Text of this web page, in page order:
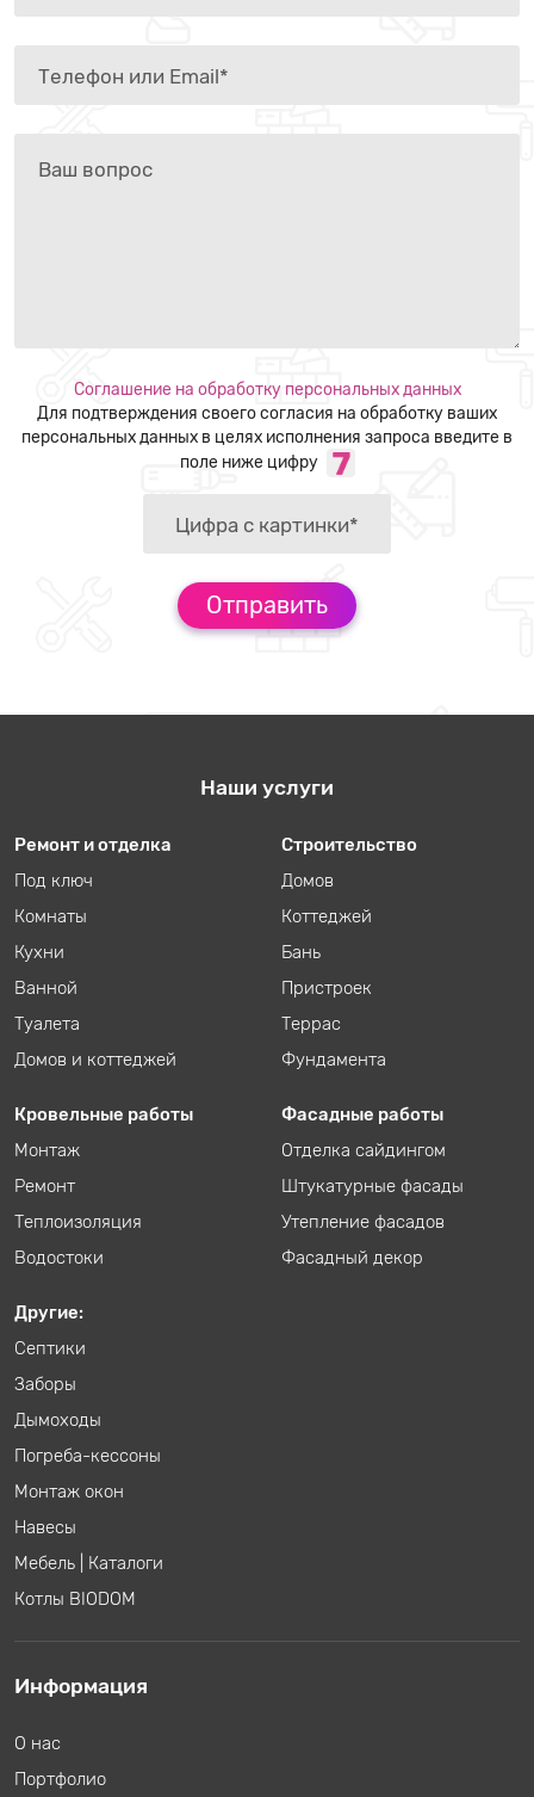
Соглашение на обработку персональных данных
Для подтверждения своего согласия на обработку ваших
персональных данных в целях исполнения запроса введите в
поле ниже цифру
Наши услуги
Ремонт и отделка
Под ключ
Комнаты
Кухни
Ванной
Туалета
Домов и коттеджей
Строительство
Домов
Коттеджей
Бань
Пристроек
Террас
Фундамента
Кровельные работы
Монтаж
Ремонт
Теплоизоляция
Водостоки
Фасадные работы
Отделка сайдингом
Штукатурные фасады
Утепление фасадов
Фасадный декор
Другие:
Септики
Заборы
Дымоходы
Погреба-кессоны
Монтаж окон
Навесы
Мебель
Каталоги
Котлы BIODOM
Информация
О нас
Портфолио